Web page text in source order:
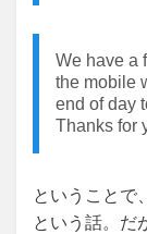
We have a
the mobile
end of day
Thanks for
ということで
という話。だ